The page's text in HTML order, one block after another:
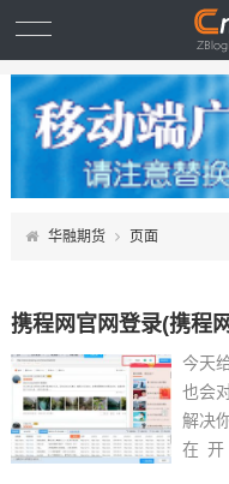
华融期货 页面
携程网官网登录(携程
今天
也会
解决
在